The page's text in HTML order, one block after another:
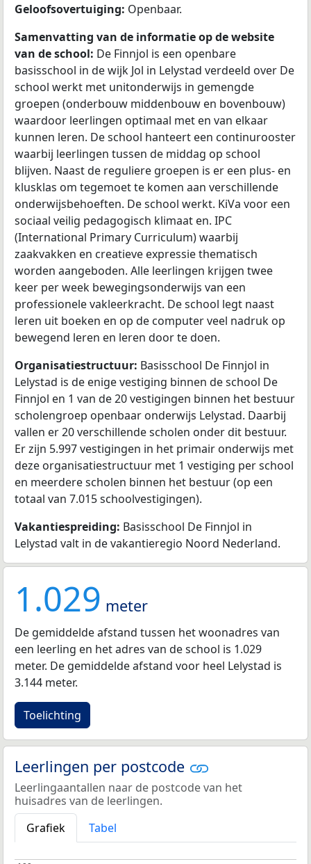
Geloofsovertuiging: Openbaar.
Samenvatting van de informatie op de website
van de school: De Finnjol is een openbare
basisschool in de wijk Jol in Lelystad verdeeld over De
school werkt met unitonderwijs in gemengde
groepen (onderbouw middenbouw en bovenbouw)
waardoor leerlingen optimaal met en van elkaar
kunnen leren. De school hanteert een continurooster
waarbij leerlingen tussen de middag op school
blijven. Naast de reguliere groepen is er een plus- en
klusklas om tegemoet te komen aan verschillende
onderwijsbehoeften. De school werkt. KiVa voor een
sociaal veilig pedagogisch klimaat en. IPC
(International Primary Curriculum) waarbij
zaakvakken en creatieve expressie thematisch
worden aangeboden. Alle leerlingen krijgen twee
keer per week bewegingsonderwijs van een
professionele vakleerkracht. De school legt naast
leren uit boeken en op de computer veel nadruk op
bewegend leren en leren door te doen.
Organisatiestructuur: Basisschool De Finnjol in
Lelystad is de enige vestiging binnen de school De
Finnjol en 1 van de 20 vestigingen binnen het bestuur
scholengroep openbaar onderwijs Lelystad. Daarbij
vallen er 20 verschillende scholen onder dit bestuur.
Er zijn 5.997 vestigingen in het primair onderwijs met
deze organisatiestructuur met 1 vestiging per school
en meerdere scholen binnen het bestuur (op een
totaal van 7.015 schoolvestigingen).
Vakantiespreiding: Basisschool De Finnjol in
Lelystad valt in de vakantieregio Noord Nederland.
1.029 meter
De gemiddelde afstand tussen het woonadres van
een leerling en het adres van de school is 1.029
meter. De gemiddelde afstand voor heel Lelystad is
3.144 meter.
Toelichting
Leerlingen per postcode
Leerlingaantallen naar de postcode van het
huisadres van de leerlingen.
Grafiek
Tabel